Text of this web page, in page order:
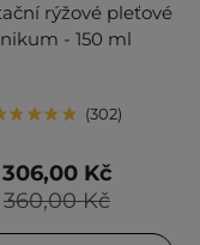
rýžové pleťové
- 150 ml
302
360,00 Kč
306,00 Kč